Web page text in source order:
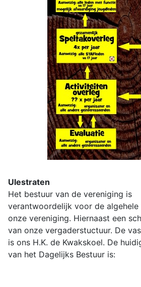
Ulestraten
Het bestuur van de vereniging is
verantwoordelijk voor de algehele
onze vereniging. Hiernaast een
van onze vergaderstuctuur. De v
is ons H.K. de Kwakskoel. De
van het Dagelijks Bestuur is: